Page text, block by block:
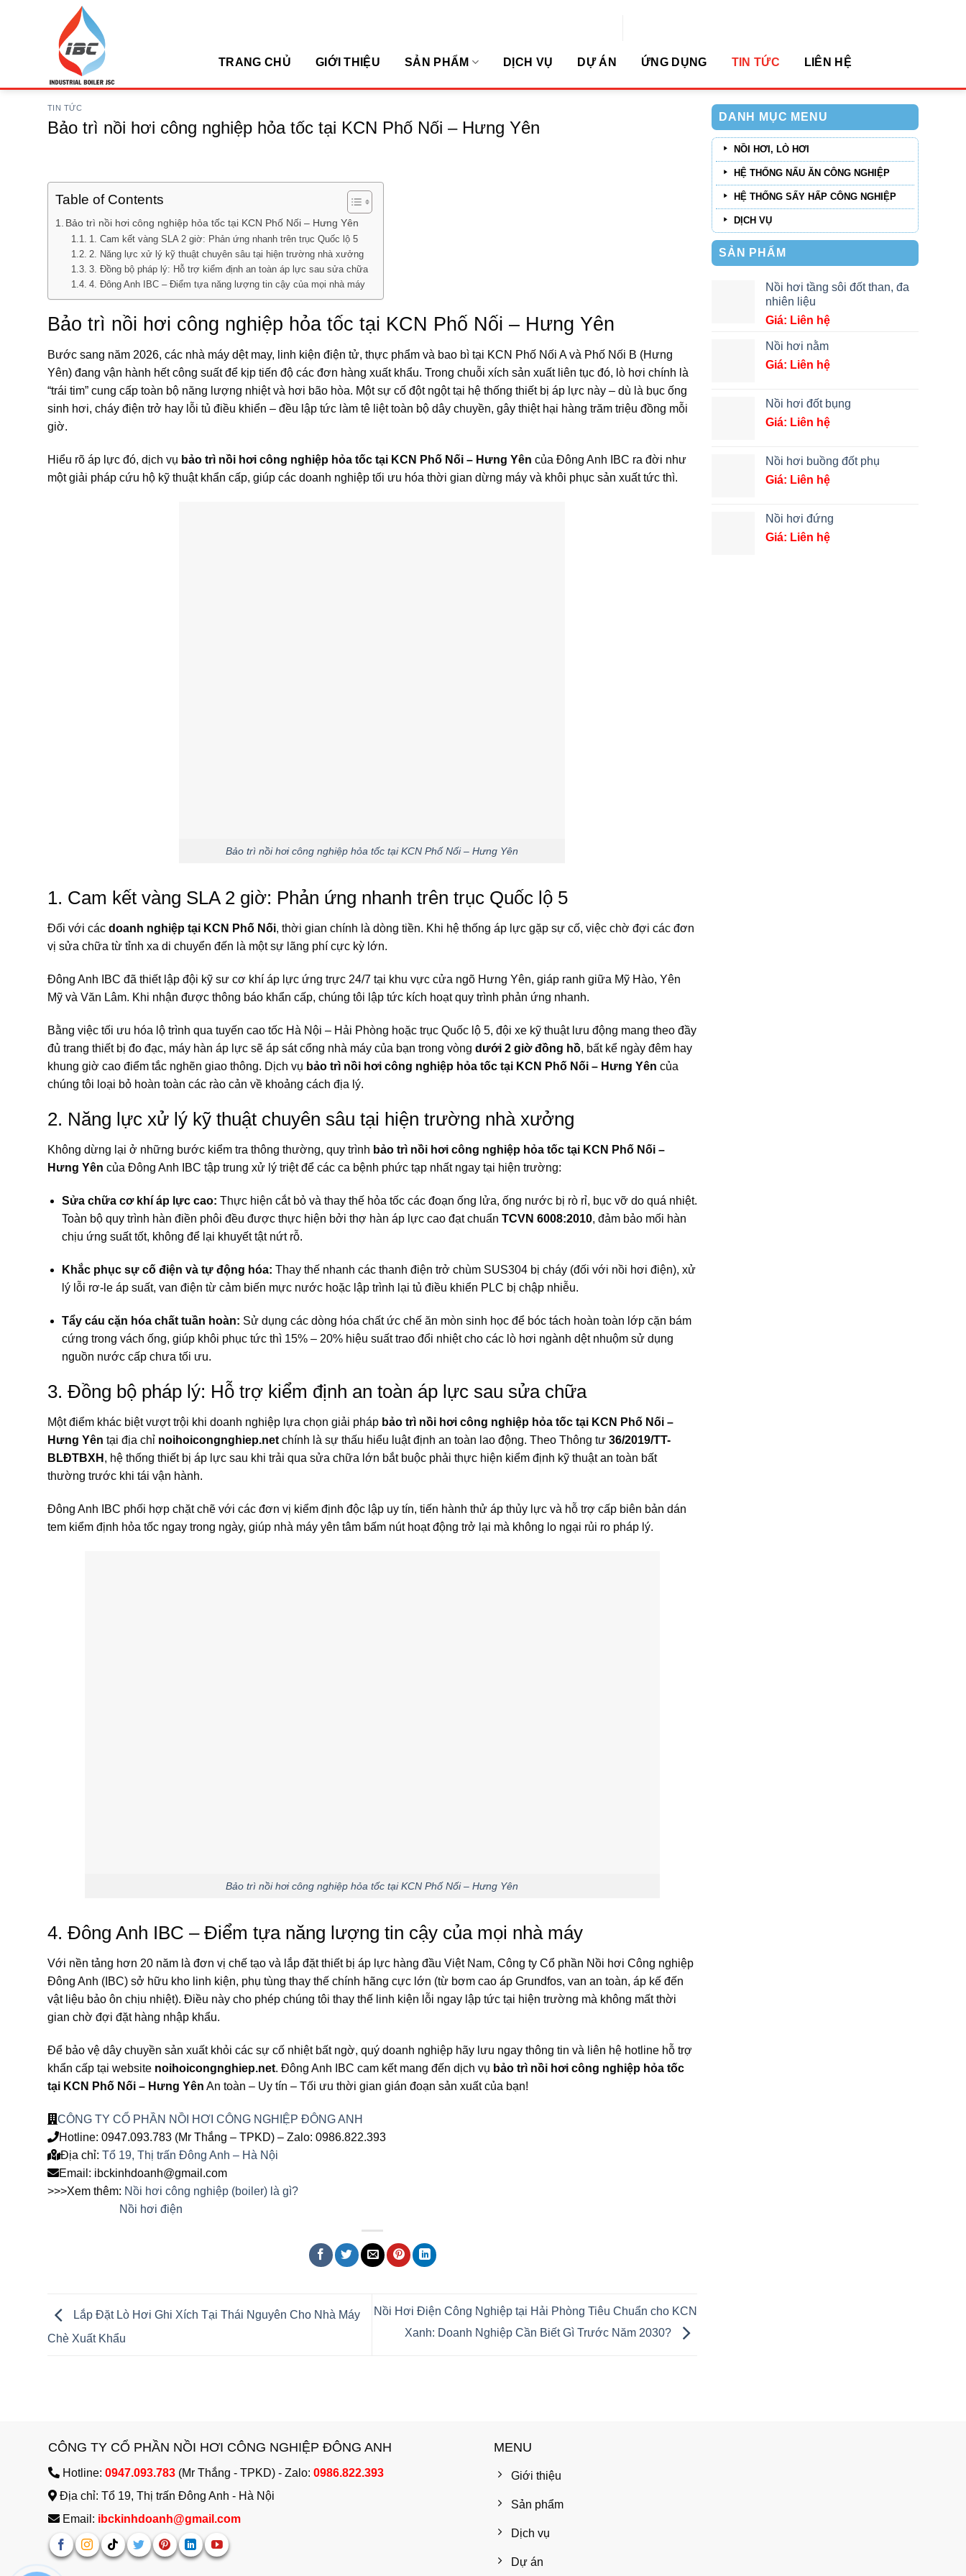
TRANG CHỦ GIỚI THIỆU SẢN PHẨM DỊCH VỤ DỰ ÁN ỨNG DỤNG TIN TỨC LIÊN HỆ
TIN TỨC
Bảo trì nồi hơi công nghiệp hỏa tốc tại KCN Phố Nối – Hưng Yên
Table of Contents
Bảo trì nồi hơi công nghiệp hỏa tốc tại KCN Phố Nối – Hưng Yên
1. Cam kết vàng SLA 2 giờ: Phản ứng nhanh trên trục Quốc lộ 5
2. Năng lực xử lý kỹ thuật chuyên sâu tại hiện trường nhà xưởng
3. Đồng bộ pháp lý: Hỗ trợ kiểm định an toàn áp lực sau sửa chữa
4. Đông Anh IBC – Điểm tựa năng lượng tin cậy của mọi nhà máy
Bảo trì nồi hơi công nghiệp hỏa tốc tại KCN Phố Nối – Hưng Yên
Bước sang năm 2026, các nhà máy dệt may, linh kiện điện tử, thực phẩm và bao bì tại KCN Phố Nối A và Phố Nối B (Hưng
Yên) đang vận hành hết công suất để kịp tiến độ các đơn hàng xuất khẩu. Trong chuỗi xích sản xuất liên tục đó, lò hơi chính là
“trái tim” cung cấp toàn bộ năng lượng nhiệt và hơi bão hòa. Một sự cố đột ngột tại hệ thống thiết bị áp lực này – dù là bục ống
sinh hơi, cháy điện trở hay lỗi tủ điều khiển – đều lập tức làm tê liệt toàn bộ dây chuyền, gây thiệt hại hàng trăm triệu đồng mỗi
giờ.
Hiểu rõ áp lực đó, dịch vụ bảo trì nồi hơi công nghiệp hỏa tốc tại KCN Phố Nối – Hưng Yên của Đông Anh IBC ra đời như
một giải pháp cứu hộ kỹ thuật khẩn cấp, giúp các doanh nghiệp tối ưu hóa thời gian dừng máy và khôi phục sản xuất tức thì.
Bảo trì nồi hơi công nghiệp hỏa tốc tại KCN Phố Nối – Hưng Yên
1. Cam kết vàng SLA 2 giờ: Phản ứng nhanh trên trục Quốc lộ 5
Đối với các doanh nghiệp tại KCN Phố Nối, thời gian chính là dòng tiền. Khi hệ thống áp lực gặp sự cố, việc chờ đợi các đơn
vị sửa chữa từ tỉnh xa di chuyển đến là một sự lãng phí cực kỳ lớn.
Đông Anh IBC đã thiết lập đội kỹ sư cơ khí áp lực ứng trực 24/7 tại khu vực cửa ngõ Hưng Yên, giáp ranh giữa Mỹ Hào, Yên
Mỹ và Văn Lâm. Khi nhận được thông báo khẩn cấp, chúng tôi lập tức kích hoạt quy trình phản ứng nhanh.
Bằng việc tối ưu hóa lộ trình qua tuyến cao tốc Hà Nội – Hải Phòng hoặc trục Quốc lộ 5, đội xe kỹ thuật lưu động mang theo đầy
đủ trang thiết bị đo đạc, máy hàn áp lực sẽ áp sát cổng nhà máy của bạn trong vòng dưới 2 giờ đồng hồ, bất kể ngày đêm hay
khung giờ cao điểm tắc nghẽn giao thông. Dịch vụ bảo trì nồi hơi công nghiệp hỏa tốc tại KCN Phố Nối – Hưng Yên của
chúng tôi loại bỏ hoàn toàn các rào cản về khoảng cách địa lý.
2. Năng lực xử lý kỹ thuật chuyên sâu tại hiện trường nhà xưởng
Không dừng lại ở những bước kiểm tra thông thường, quy trình bảo trì nồi hơi công nghiệp hỏa tốc tại KCN Phố Nối –
Hưng Yên của Đông Anh IBC tập trung xử lý triệt để các ca bệnh phức tạp nhất ngay tại hiện trường:
Sửa chữa cơ khí áp lực cao: Thực hiện cắt bỏ và thay thế hỏa tốc các đoạn ống lửa, ống nước bị rò rỉ, bục vỡ do quá nhiệt.
Toàn bộ quy trình hàn điền phôi đều được thực hiện bởi thợ hàn áp lực cao đạt chuẩnTCVN 6008:2010, đảm bảo mối hàn
chịu ứng suất tốt, không để lại khuyết tật nứt rỗ.
Khắc phục sự cố điện và tự động hóa: Thay thế nhanh các thanh điện trở chùm SUS304 bị cháy (đối với nồi hơi điện), xử
lý lỗi rơ-le áp suất, van điện từ cảm biến mực nước hoặc lập trình lại tủ điều khiển PLC bị chập nhiễu.
Tẩy cáu cặn hóa chất tuần hoàn: Sử dụng các dòng hóa chất ức chế ăn mòn sinh học để bóc tách hoàn toàn lớp cặn bám
cứng trong vách ống, giúp khôi phục tức thì 15% – 20% hiệu suất trao đổi nhiệt cho các lò hơi ngành dệt nhuộm sử dụng
nguồn nước cấp chưa tối ưu.
3. Đồng bộ pháp lý: Hỗ trợ kiểm định an toàn áp lực sau sửa chữa
Một điểm khác biệt vượt trội khi doanh nghiệp lựa chọn giải pháp bảo trì nồi hơi công nghiệp hỏa tốc tại KCN Phố Nối –
Hưng Yên tại địa chỉ noihoicongnghiep.netchính là sự thấu hiểu luật định an toàn lao động. Theo Thông tư 36/2019/TT-
BLĐTBXH , hệ thống thiết bị áp lực sau khi trải qua sửa chữa lớn bắt buộc phải thực hiện kiểm định kỹ thuật an toàn bất
thường trước khi tái vận hành.
Đông Anh IBC phối hợp chặt chẽ với các đơn vị kiểm định độc lập uy tín, tiến hành thử áp thủy lực và hỗ trợ cấp biên bản dán
tem kiểm định hỏa tốc ngay trong ngày, giúp nhà máy yên tâm bấm nút hoạt động trở lại mà không lo ngại rủi ro pháp lý.
Bảo trì nồi hơi công nghiệp hỏa tốc tại KCN Phố Nối – Hưng Yên
4. Đông Anh IBC – Điểm tựa năng lượng tin cậy của mọi nhà máy
Với nền tảng hơn 20 năm là đơn vị chế tạo và lắp đặt thiết bị áp lực hàng đầu Việt Nam, Công ty Cổ phần Nồi hơi Công nghiệp
Đông Anh (IBC) sở hữu kho linh kiện, phụ tùng thay thế chính hãng cực lớn (từ bơm cao áp Grundfos, van an toàn, áp kế đến
vật liệu bảo ôn chịu nhiệt). Điều này cho phép chúng tôi thay thế linh kiện lỗi ngay lập tức tại hiện trường mà không mất thời
gian chờ đợi đặt hàng nhập khẩu.
Để bảo vệ dây chuyền sản xuất khỏi các sự cố nhiệt bất ngờ, quý doanh nghiệp hãy lưu ngay thông tin và liên hệ hotline hỗ trợ
khẩn cấp tại website noihoicongnghiep.net. Đông Anh IBC cam kết mang đến dịch vụ bảo trì nồi hơi công nghiệp hỏa tốc
tại KCN Phố Nối – Hưng Yên An toàn – Uy tín – Tối ưu thời gian gián đoạn sản xuất của bạn!
CÔNG TY CỔ PHẦN NỒI HƠI CÔNG NGHIỆP ĐÔNG ANH
Hotline: 0947.093.783 (Mr Thắng – TPKD) – Zalo: 0986.822.393
Địa chỉ: Tổ 19, Thị trấn Đông Anh – Hà Nội
Email: ibckinhdoanh@gmail.com
>>>Xem thêm: Nồi hơi công nghiệp (boiler) là gì?
Nồi hơi điện
Lắp Đặt Lò Hơi Ghi Xích Tại Thái Nguyên Cho Nhà Máy
Chè Xuất Khẩu
Nồi Hơi Điện Công Nghiệp tại Hải Phòng Tiêu Chuẩn cho KCN
Xanh: Doanh Nghiệp Cần Biết Gì Trước Năm 2030?
DANH MỤC MENU
NỒI HƠI, LÒ HƠI
HỆ THỐNG NẤU ĂN CÔNG NGHIỆP
HỆ THỐNG SẤY HẤP CÔNG NGHIỆP
DỊCH VỤ
SẢN PHẨM
Nồi hơi tầng sôi đốt than, đa
nhiên liệu
Giá: Liên hệ
Nồi hơi nằm
Giá: Liên hệ
Nồi hơi đốt bụng
Giá: Liên hệ
Nồi hơi buồng đốt phụ
Giá: Liên hệ
Nồi hơi đứng
Giá: Liên hệ
CÔNG TY CỔ PHẦN NỒI HƠI CÔNG NGHIỆP ĐÔNG ANH
Hotline: 0947.093.783 (Mr Thắng - TPKD) - Zalo: 0986.822.393
Địa chỉ: Tổ 19, Thị trấn Đông Anh - Hà Nội
Email: ibckinhdoanh@gmail.com
MENU
Giới thiệu
Sản phẩm
Dịch vụ
Dự án